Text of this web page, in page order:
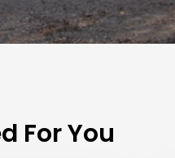
For You